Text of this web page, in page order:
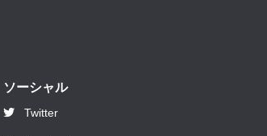
ソーシャル
Twitter